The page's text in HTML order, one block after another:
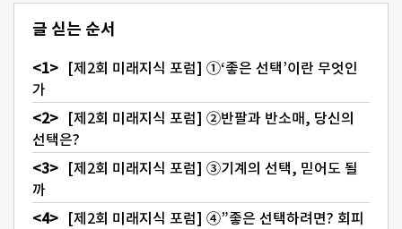
글 싣는 순서
[제2회 미래지식 포럼] ①‘좋은 선택’이란 무엇인
가
[제2회 미래지식 포럼] ②반팔과 반소매, 당신의
선택은?
[제2회 미래지식 포럼] ③기계의 선택, 믿어도 될
까
[제2회 미래지식 포럼] ④”좋은 선택하려면? 회피